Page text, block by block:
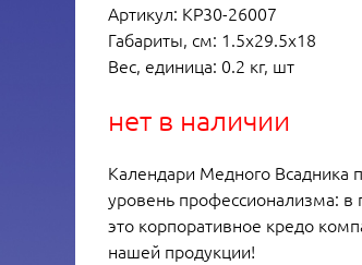
Артикул: КР30-26007
Габариты, см: 1.5x29.5x18
Вес, единица: 0.2 кг, шт
нет в наличии
Календари Медного Всадника
уровень профессионализма:
это корпоративное кредо
нашей продукции!